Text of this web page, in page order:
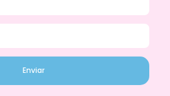
Enviar